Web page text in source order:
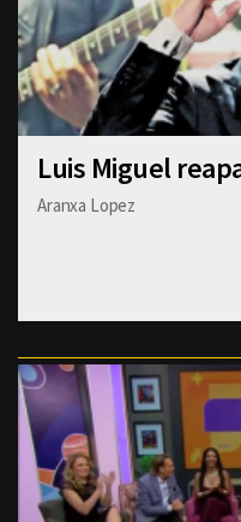
Luis Miguel
Aranxa Lopez